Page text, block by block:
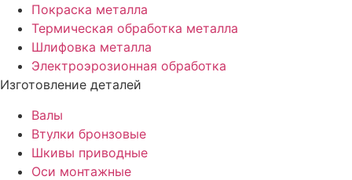
Покраска металла
Термическая обработка металла
Шлифовка металла
Электроэрозионная обработка
Изготовление деталей
Валы
Втулки бронзовые
Шкивы приводные
Оси монтажные